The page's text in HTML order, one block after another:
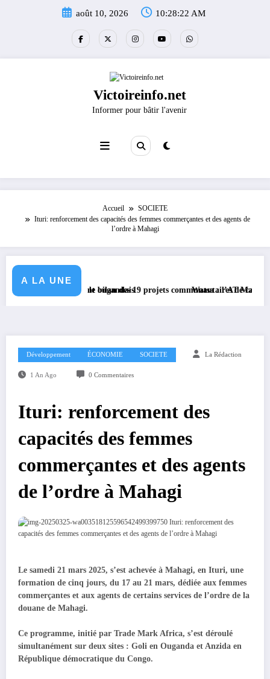
août 10, 2026 10:28:23 AM
Victoireinfo.net
Informer pour bâtir l'avenir
Accueil
SOCIETE
Ituri: renforcement des capacités des femmes commerçantes et des agents de
l’ordre à Mahagi
A LA UNE
ougandais
dresse le bilan des 19 projets communautaires de cahier de charge
Watsa : l’AT Magayi Missa
Développement ÉCONOMIE SOCIETE La Rédaction
1 An Ago 0 Commentaires
Ituri: renforcement des
capacités des femmes
commerçantes et des agents
de l’ordre à Mahagi
Le samedi 21 mars 2025, s’est achevée à Mahagi, en Ituri, une
formation de cinq jours, du 17 au 21 mars, dédiée aux femmes
commerçantes et aux agents de certains services de l’ordre de la
douane de Mahagi.
Ce programme, initié par Trade Mark Africa, s’est déroulé
simultanément sur deux sites : Goli en Ouganda et Anzida en
République démocratique du Congo.